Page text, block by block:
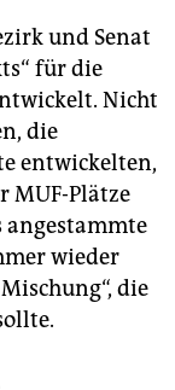
und Senat
für die
Nicht
die
entwickelten,
MUF-Plätze
angestammte
wieder
die